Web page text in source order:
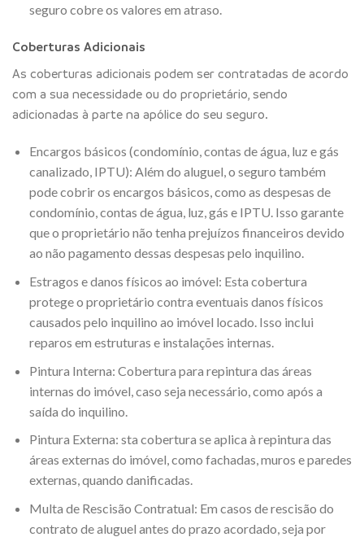
seguro cobre os valores em atraso.
Coberturas Adicionais
As coberturas adicionais podem ser contratadas de acordo
com a sua necessidade ou do proprietário, sendo
adicionadas à parte na apólice do seu seguro.
Encargos básicos (condomínio, contas de água, luz e gás
canalizado, IPTU): Além do aluguel, o seguro também
pode cobrir os encargos básicos, como as despesas de
condomínio, contas de água, luz, gás e IPTU. Isso garante
que o proprietário não tenha prejuízos financeiros devido
ao não pagamento dessas despesas pelo inquilino.
Estragos e danos físicos ao imóvel: Esta cobertura
protege o proprietário contra eventuais danos físicos
causados pelo inquilino ao imóvel locado. Isso inclui
reparos em estruturas e instalações internas.
Pintura Interna: Cobertura para repintura das áreas
internas do imóvel, caso seja necessário, como após a
saída do inquilino.
Pintura Externa: sta cobertura se aplica à repintura das
áreas externas do imóvel, como fachadas, muros e paredes
externas, quando danificadas.
Multa de Rescisão Contratual: Em casos de rescisão do
contrato de aluguel antes do prazo acordado, seja por